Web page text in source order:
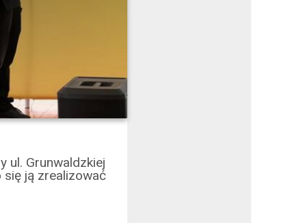
ul. Grunwaldzkiej
się ją zrealizować